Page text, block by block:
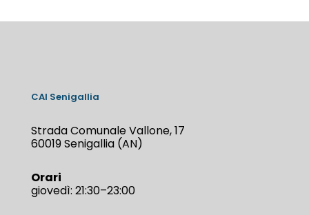
CAI Senigallia
Strada Comunale Vallone, 17
60019 Senigallia (AN)
Orari
giovedì: 21:30–23:00